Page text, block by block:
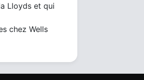
Lloyds et qui
chez Wells